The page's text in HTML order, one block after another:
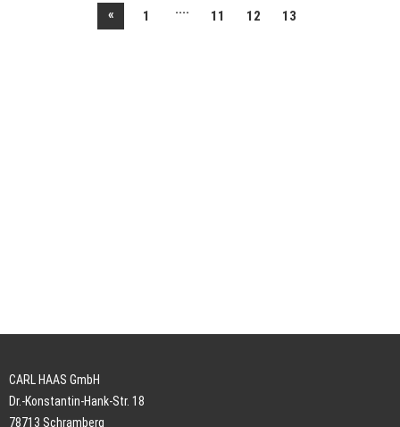
« 1 .... 11 12 13
CARL HAAS GmbH
Dr.-Konstantin-Hank-Str. 18
78713 Schramberg